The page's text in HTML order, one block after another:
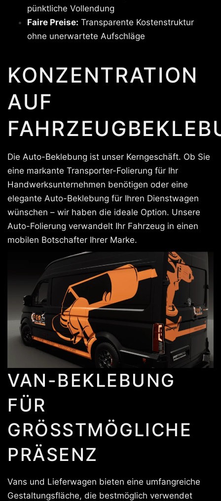
pünktliche Vollendung
Faire Preise: Transparente Kostenstruktur
ohne unerwartete Aufschläge
KONZENTRATION
AUF
Die Auto-Beklebung ist unser Kerngeschäft. Ob Sie
eine markante Transporter-Folierung für Ihr
Handwerksunternehmen benötigen oder eine
elegante Auto-Beklebung für Ihren Dienstwagen
wünschen – wir haben die ideale Option. Unsere
Auto-Folierung verwandelt Ihr Fahrzeug in einen
mobilen Botschafter Ihrer Marke.
VAN-BEKLEBUNG
FÜR
GRÖSSTMÖGLICHE P
RÄSENZ
Vans und Lieferwagen bieten eine umfangreiche
Gestaltungsfläche, die bestmöglich verwendet